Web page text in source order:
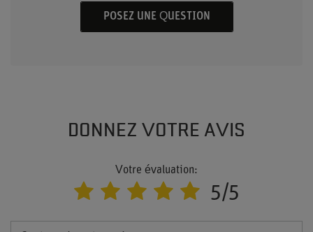
POSEZ UNE QUESTION
DONNEZ VOTRE AVIS
Votre évaluation:
5/5